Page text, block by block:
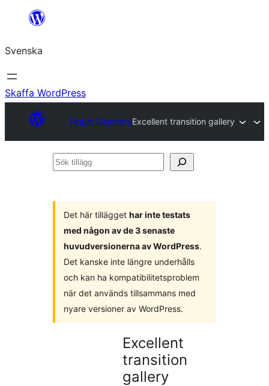
Hoppa
innehåll
Svenska
Skaffa WordPress
Plugin DirectoryExcellent transition gallery
Sök
Det här tillägget har inte testats
med någon av de 3 senaste
huvudversionerna av WordPress.
Det kanske inte längre underhålls
och kan ha kompatibilitetsproblem
när det används tillsammans med
nyare versioner av WordPress.
Excellent
transition
gallery